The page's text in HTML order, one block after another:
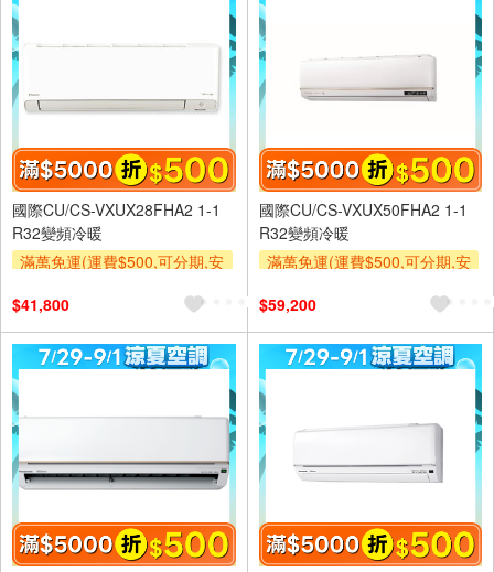
國際CU/CS-VXUX28FHA2 1-1
R32變頻冷暖
滿萬免運(運費$500,可分期,安
及使用6期以上分期0利率,需付
基本安裝運費)
滿額折$500
滿額贈券
$41,800
國際CU/CS-VXUX50FHA2 1-1
R32變頻冷暖
滿萬免運(運費$500,可分期,安
及使用6期以上分期0利率,需付
基本安裝運費)
滿額折$500
滿額贈券
$59,200